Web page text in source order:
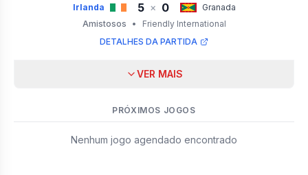
Irlanda 5 × 0
Granada
Amistosos
•
Friendly International
DETALHES DA PARTIDA
VER MAIS
PRÓXIMOS JOGOS
Nenhum jogo agendado encontrado